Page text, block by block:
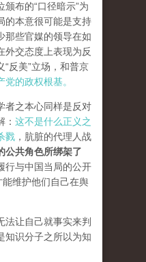
布的“口径暗示”为
的本意很可能是支持
那些官媒的领导在如
外交态度上表现为反
反美”立场，和普京
的政权根基。
者之本心同样是反对
这不是什么正义之
戮 ，肮脏的代理人战
公共角色所绑架了
与中国当局的公开
能维护他们自己在舆
法让自己就事实来判
知识分子之所以为知